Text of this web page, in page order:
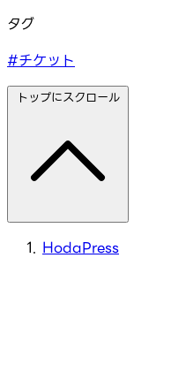
タグ
#チケット
トップにスクロール
HodaPress